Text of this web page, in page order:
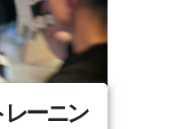
ーニン